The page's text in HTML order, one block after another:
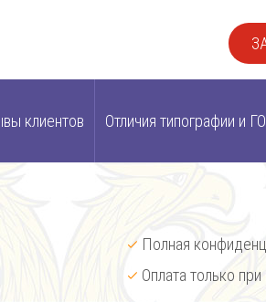
клиентов Отличия типографии и
Полная
Оплата только